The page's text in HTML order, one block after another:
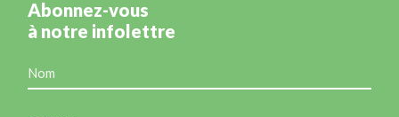
Abonnez-vous
à notre infolettre